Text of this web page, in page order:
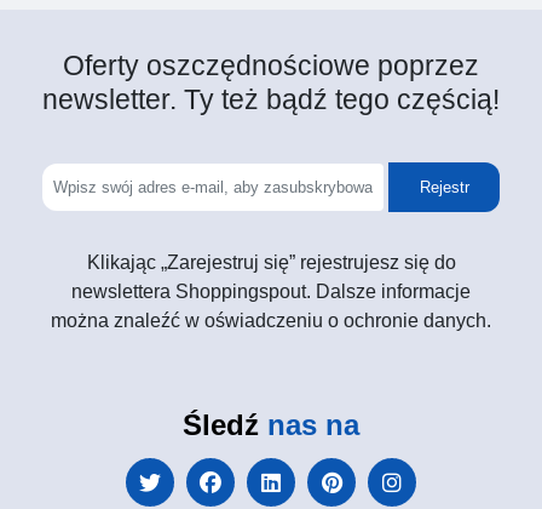
Oferty oszczędnościowe poprzez
newsletter. Ty też bądź tego częścią!
Rejestr
Klikając „Zarejestruj się” rejestrujesz się do
newslettera Shoppingspout. Dalsze informacje
można znaleźć w oświadczeniu o ochronie danych.
Śledź nas na